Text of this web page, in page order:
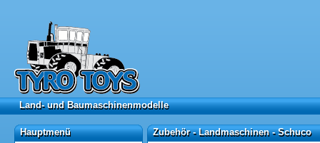
Land- und Baumaschinenmodelle
Land- und Baumaschinenmodelle
Hauptmenü
Hauptmenü
Zubehör - Landmaschinen - Schuco
Zubehör - Landmaschinen - Schuco